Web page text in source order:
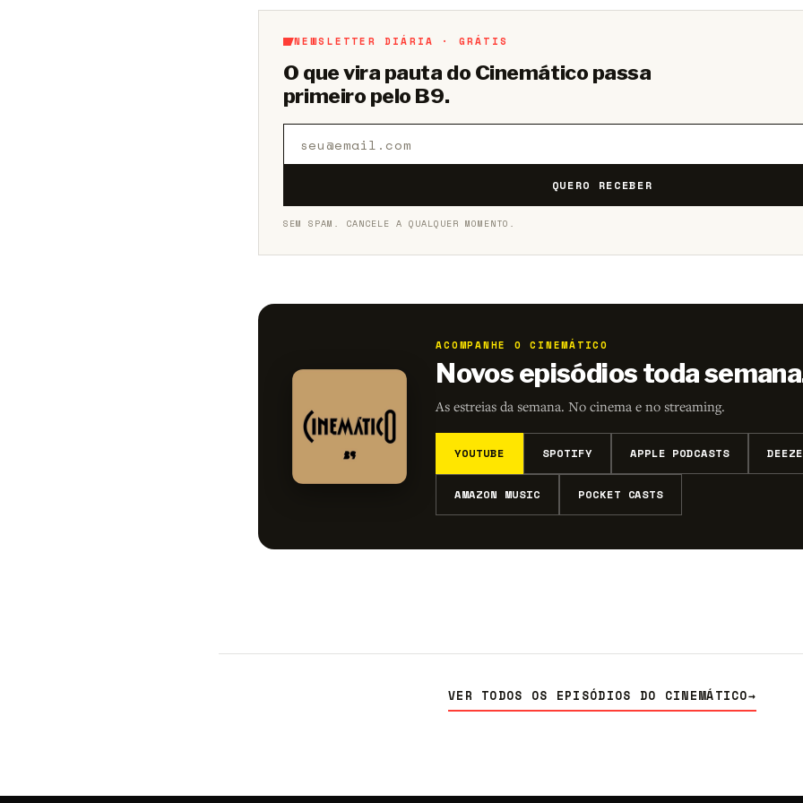
NEWSLETTER DIÁRIA · GRÁTIS
O que vira pauta do Cinemático passa
primeiro pelo B9.
QUERO RECEBER
SEM SPAM. CANCELE A QUALQUER MOMENTO.
ACOMPANHE O CINEMÁTICO
Novos episódios toda
As estreias da semana. No cinema e no streaming.
YOUTUBE SPOTIFY APPLE PODCASTS
AMAZON MUSIC POCKET CASTS
VER TODOS OS EPISÓDIOS DO CINEMÁTICO→